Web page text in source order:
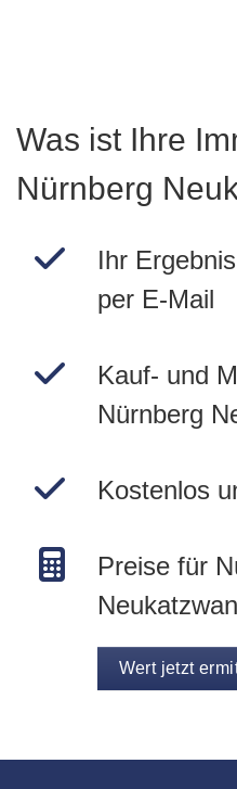
Was ist Ihre
Nürnberg
Ihr
per E-Mail
Kauf- und
Nürnberg
Kostenlos
Preise für
Wert jetzt